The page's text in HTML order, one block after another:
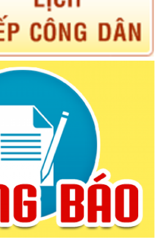
cuộc sống
tâm Cung ứng dịch vụ sự
quản lý, khai thác
MỤC CÁC THỦ TỤC HÀNH
VÀ GIẢI QUYẾT TẠI UBND XÃ
ĐIỆN THOẠI ĐƯỜNG DÂY
KIẾN NGHỊ VỀ THỰC HIỆN
KRÔNG BÚK